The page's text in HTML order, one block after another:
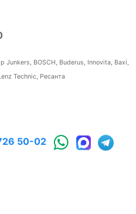
Junkers, BOSCH, Buderus, Innovita, Baxi,
Technic, Ресанта
50-02